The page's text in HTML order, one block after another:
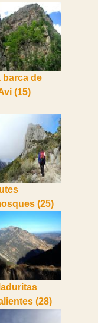
barca de
(15)
(25)
(28)